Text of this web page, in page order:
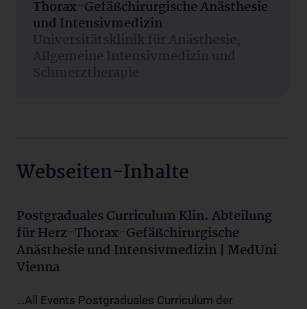
Thorax-Gefäßchirurgische Anästhesie
und Intensivmedizin
Universitätsklinik für Anästhesie,
Allgemeine Intensivmedizin und
Schmerztherapie
Webseiten-Inhalte
Postgraduales Curriculum Klin. Abteilung
für Herz-Thorax-Gefäßchirurgische
Anästhesie und Intensivmedizin | MedUni
Vienna
...All Events Postgraduales Curriculum der